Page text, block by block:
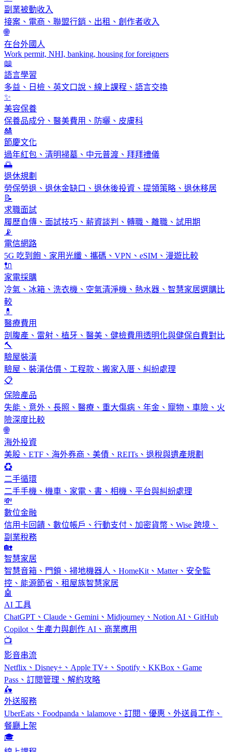
副業被動收入
接案、電商、聯盟行銷、出租、創作者收入
🌐
在台外國人
Work permit, NHI, banking, housing for foreigners
📖
語言學習
多益、日檢、英文口說、線上課程、語言交換
✨
美容保養
保養品成分、醫美費用、防曬、皮膚科
🎎
節慶文化
過年紅包、清明掃墓、中元普渡、拜拜禮儀
🌅
退休規劃
勞保勞退、退休金缺口、退休後投資、提領策略、退休移居
📝
求職面試
履歷自傳、面試技巧、薪資談判、轉職、離職、試用期
📡
電信網路
5G 吃到飽、家用光纖、攜碼、VPN、eSIM、漫遊比較
🔌
家電採購
冷氣、冰箱、洗衣機、空氣清淨機、熱水器、智慧家居選購比
較
💊
醫療費用
剖腹產、雷射、植牙、醫美、健檢費用透明化與健保自費對比
🔨
驗屋裝潢
驗屋、裝潢估價、工程款、搬家入厝、糾紛處理
📋
保險產品
失能、意外、長照、醫療、重大傷病、年金、寵物、車險、火
險深度比較
🌐
海外投資
美股、ETF、海外券商、美債、REITs、退稅與遺產規劃
♻️
二手循環
二手手機、機車、家電、書、相機、平台與糾紛處理
💸
數位金融
信用卡回饋、數位帳戶、行動支付、加密貨幣、Wise 跨境、
副業稅務
🏡
智慧家居
智慧音箱、門鎖、掃地機器人、HomeKit、Matter、安全監
控、能源節省、租屋族智慧家居
🤖
AI 工具
ChatGPT、Claude、Gemini、Midjourney、Notion AI、GitHub
Copilot、生產力與創作 AI、商業應用
📺
影音串流
Netflix、Disney+、Apple TV+、Spotify、KKBox、Game
Pass、訂閱管理、解約攻略
🛵
外送服務
UberEats、Foodpanda、lalamove、訂閱、優惠、外送員工作、
餐廳上架
🎓